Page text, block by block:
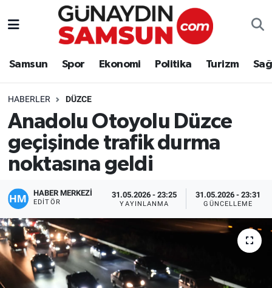
Samsun Spor Ekonomi Politika Turizm
HABERLER DÜZCE
Anadolu Otoyolu Düzce
geçişinde trafik durma
noktasına geldi
HABER MERKEZİ
EDITÖR
31.05.2026 - 23:25
YAYINLANMA
31.05.2026 - 23:31
GÜNCELLEME
Samsun
Politika
Turizm
Sağlık
Eğitim
Yaşam
Nöbetçi Eczaneler
Süper Lig Puan Durumu ve Fikstür
Tüm Manşetler
Son Dakika Haberleri
Haber Arşivi